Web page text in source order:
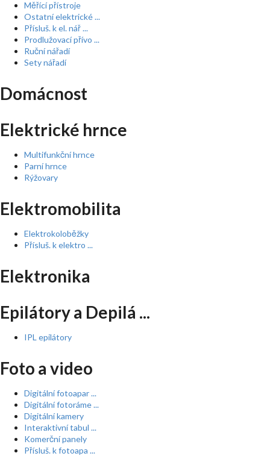
Měřící přístroje
Ostatní elektrické ...
Přísluš. k el. nář ...
Prodlužovací přívo ...
Ruční nářadí
Sety nářadí
Domácnost
Elektrické hrnce
Multifunkční hrnce
Parní hrnce
Rýžovary
Elektromobilita
Elektrokoloběžky
Přísluš. k elektro ...
Elektronika
Epilátory a Depilá ...
IPL epilátory
Foto a video
Digitální fotoapar ...
Digitální fotoráme ...
Digitální kamery
Interaktivní tabul ...
Komerční panely
Přísluš. k fotoapa ...